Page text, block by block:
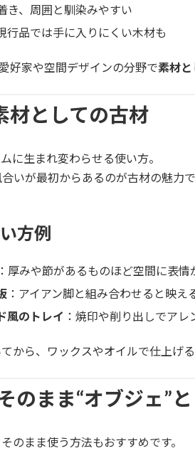
き、周囲と馴染みやすい
行品では手に入りにくい木材も
好家や空間デザインの分野で素材
としての古材
に生まれ変わらせる使い方。
いが最初からあるのが古材の魅力で
方例
：厚みや節があるものほど空間に表情
：アイアン脚と組み合わせると映え
風のトレイ ：焼印や削り出しでアレ
から、ワックスやオイルで仕上げ
のまま“オブジェ”
のまま使う方法もおすすめです。